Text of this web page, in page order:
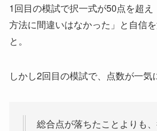
1回目の模試で択一式が50点を超え
方法に間違いはなかった」と自信
と。
しかし2回目の模試で、点数が一気
総合点が落ちたことよりも